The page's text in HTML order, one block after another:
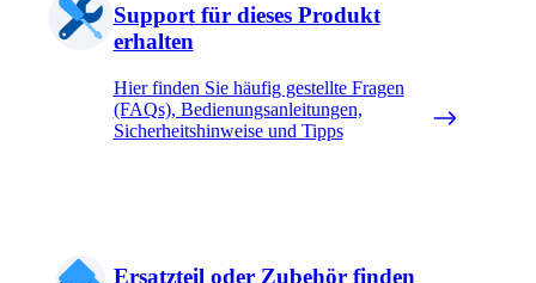
Support für dieses Produkt
erhalten
Hier finden Sie häufig gestellte Fragen
(FAQs), Bedienungsanleitungen,
Sicherheitshinweise und Tipps
Ersatzteil oder Zubehör finden